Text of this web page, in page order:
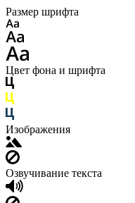
Размер шрифта
Цвет фона и шрифта
Изображения
Озвучивание текста